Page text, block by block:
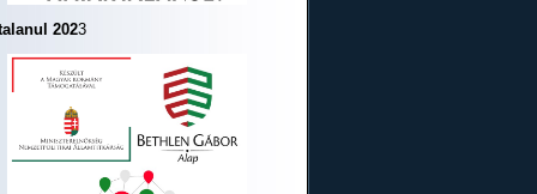
2023